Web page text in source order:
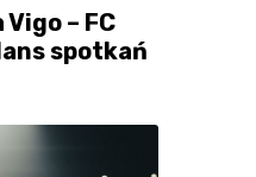
– FC
spotkań